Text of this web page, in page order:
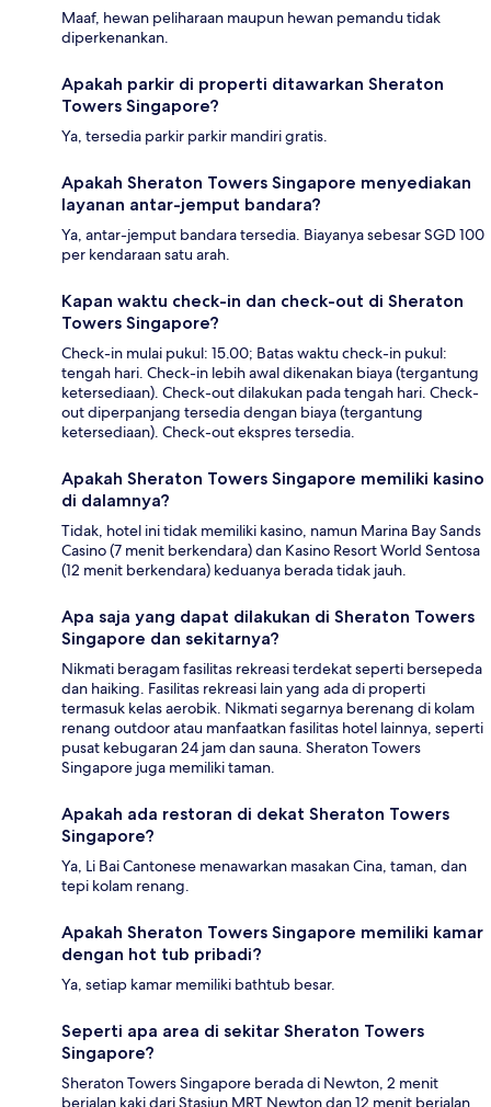
Maaf, hewan peliharaan maupun hewan pemandu tidak
diperkenankan.
Apakah parkir di properti ditawarkan Sheraton
Towers Singapore?
Ya, tersedia parkir parkir mandiri gratis.
Apakah Sheraton Towers Singapore menyediakan
layanan antar-jemput bandara?
Ya, antar-jemput bandara tersedia. Biayanya sebesar SGD 100
per kendaraan satu arah.
Kapan waktu check-in dan check-out di Sheraton
Towers Singapore?
Check-in mulai pukul: 15.00; Batas waktu check-in pukul:
tengah hari. Check-in lebih awal dikenakan biaya (tergantung
ketersediaan). Check-out dilakukan pada tengah hari. Check-
out diperpanjang tersedia dengan biaya (tergantung
ketersediaan). Check-out ekspres tersedia.
Apakah Sheraton Towers Singapore memiliki kasino
di dalamnya?
Tidak, hotel ini tidak memiliki kasino, namun Marina Bay Sands
Casino (7 menit berkendara) dan Kasino Resort World Sentosa
(12 menit berkendara) keduanya berada tidak jauh.
Apa saja yang dapat dilakukan di Sheraton Towers
Singapore dan sekitarnya?
Nikmati beragam fasilitas rekreasi terdekat seperti bersepeda
dan haiking. Fasilitas rekreasi lain yang ada di properti
termasuk kelas aerobik. Nikmati segarnya berenang di kolam
renang outdoor atau manfaatkan fasilitas hotel lainnya, seperti
pusat kebugaran 24 jam dan sauna. Sheraton Towers
Singapore juga memiliki taman.
Apakah ada restoran di dekat Sheraton Towers
Singapore?
Ya, Li Bai Cantonese menawarkan masakan Cina, taman, dan
tepi kolam renang.
Apakah Sheraton Towers Singapore memiliki kamar
dengan hot tub pribadi?
Ya, setiap kamar memiliki bathtub besar.
Seperti apa area di sekitar Sheraton Towers
Singapore?
Sheraton Towers Singapore berada di Newton, 2 menit
berjalan kaki dari Stasiun MRT Newton dan 12 menit berjalan